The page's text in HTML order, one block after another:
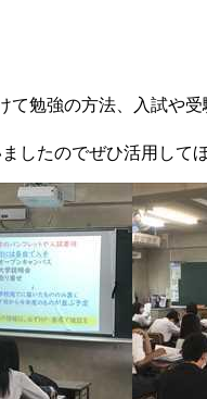
勉強の方法、入試や
たのでぜひ活用して